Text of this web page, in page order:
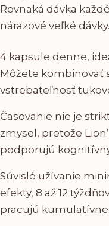
Rovnaká dávka
nárazové veľké dávky.
4 kapsule denne,
Môžete kombinovať
vstrebateľnosť
Časovanie nie je
zmysel, pretože
podporujú
Súvislé užívanie
efekty, 8 až 12
pracujú